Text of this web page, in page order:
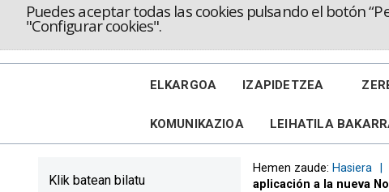
Puedes aceptar todas las cookies pulsando el botón
"Configurar cookies".
ELKARGOA IZAPIDETZEA
KOMUNIKAZIOA LEIHATILA
Hemen zaude: Hasiera
aplicación a la nueva
Klik batean bilatu